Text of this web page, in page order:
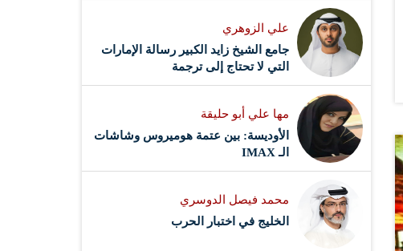
علي الزوهري
جامع الشيخ زايد الكبير رسالة الإمارات
التي لا تحتاج إلى ترجمة
مها علي أبو حليقة
الأوديسة: بين عتمة هوميروس وشاشات
الـ IMAX
محمد فيصل الدوسري ​
‏الخليج في اختبار الحرب